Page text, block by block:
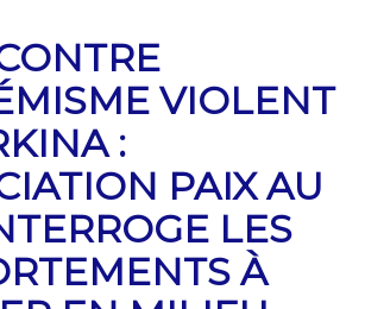
VIOLENT
:
PAIX AU
LES
À